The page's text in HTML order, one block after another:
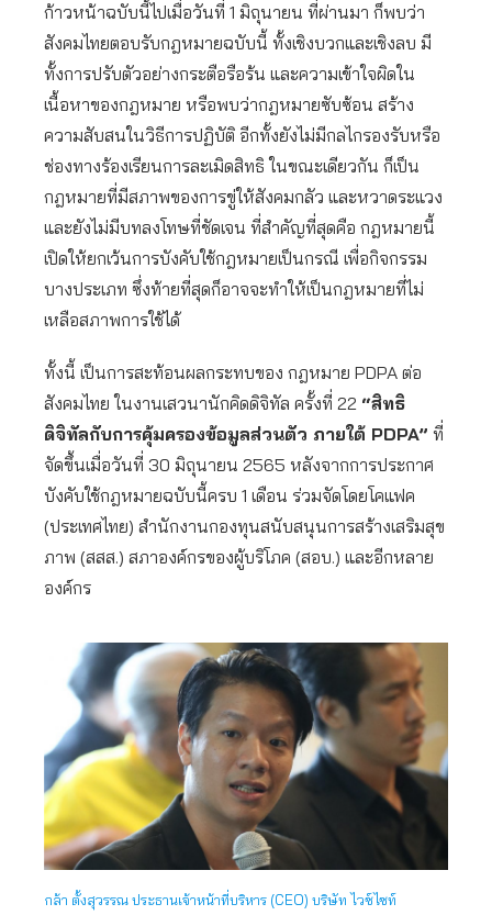
ก้าวหน้าฉบับนี้ไปเมื่อวันที่ 1 มิถุนายน ที่ผ่านมา ก็พบว่า
สังคมไทยตอบรับกฎหมายฉบับนี้ ทั้งเชิงบวกและเชิงลบ มี
ทั้งการปรับตัวอย่างกระตือรือร้น และความเข้าใจผิดใน
เนื้อหาของกฎหมาย หรือพบว่ากฎหมายซับซ้อน สร้าง
ความสับสนในวิธีการปฏิบัติ อีกทั้งยังไม่มีกลไกรองรับหรือ
ช่องทางร้องเรียนการละเมิดสิทธิ ในขณะเดียวกัน ก็เป็น
กฎหมายที่มีสภาพของการขู่ให้สังคมกลัว และหวาดระแวง
และยังไม่มีบทลงโทษที่ชัดเจน ที่สำคัญที่สุดคือ กฎหมายนี้
เปิดให้ยกเว้นการบังคับใช้กฎหมายเป็นกรณี เพื่อกิจกรรม
บางประเภท ซึ่งท้ายที่สุดก็อาจจะทำให้เป็นกฎหมายที่ไม่
เหลือสภาพการใช้ได้
ทั้งนี้ เป็นการสะท้อนผลกระทบของ กฎหมาย PDPA ต่อ
สังคมไทย ในงานเสวนานักคิดดิจิทัล ครั้งที่ 22 “สิทธิ
ดิจิทัลกับการคุ้มครองข้อมูลส่วนตัว ภายใต้ PDPA” ที่
จัดขึ้นเมื่อวันที่ 30 มิถุนายน 2565 หลังจากการประกาศ
บังคับใช้กฎหมายฉบับนี้ครบ 1 เดือน ร่วมจัดโดยโคแฟค
(ประเทศไทย) สำนักงานกองทุนสนับสนุนการสร้างเสริมสุข
ภาพ (สสส.) สภาองค์กรของผู้บริโภค (สอบ.) และอีกหลาย
องค์กร
กล้า ตั้งสุวรรณ ประธานเจ้าหน้าที่บริหาร (CEO) บริษัท ไวซ์ไซท์